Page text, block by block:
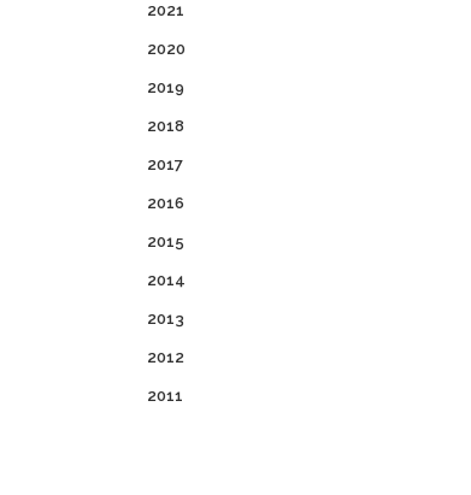
2021
2020
2019
2018
2017
2016
2015
2014
2013
2012
2011